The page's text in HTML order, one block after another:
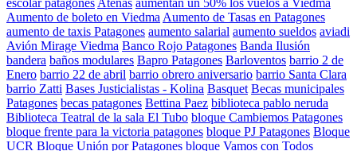
escolar patagones Atenas aumentan un 50% los vuelos a Viedma
Aumento de boleto en Viedma Aumento de Tasas en Patagones
aumento de taxis Patagones aumento salarial aumento sueldos aviadi
Avión Mirage Viedma Banco Rojo Patagones Banda Ilusión
bandera baños modulares Bapro Patagones Barloventos barrio 2 de
Enero barrio 22 de abril barrio obrero aniversario barrio Santa Clara
barrio Zatti Bases Justicialistas - Kolina Basquet Becas municipales
Patagones becas patagones Bettina Paez biblioteca pablo neruda
Biblioteca Teatral de la sala El Tubo bloque Cambiemos Patagones
bloque frente para la victoria patagones bloque PJ Patagones Bloque
UCR Bloque Unión por Patagones bloque Vamos con Todos